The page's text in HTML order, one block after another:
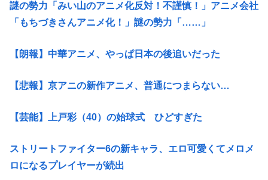
謎の勢力「みい山のアニメ化反対！不謹慎！」アニメ会社
「もちづきさんアニメ化！」謎の勢力「……」
【朗報】中華アニメ、やっぱ日本の後追いだった
【悲報】京アニの新作アニメ、普通につまらない…
【芸能】上戸彩（40）の始球式 ひどすぎた
ストリートファイター6の新キャラ、エロ可愛くてメロメ
ロになるプレイヤーが続出